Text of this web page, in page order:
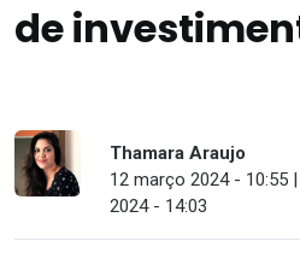
de
Thamara Araujo
12 março 2024 - 10:55 |
2024 - 14:03